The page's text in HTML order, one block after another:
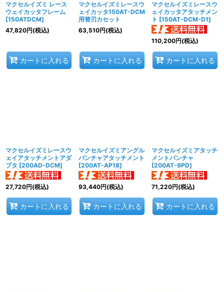
マクセルイズミ レース
ウェイカッタフレーム
[150ATDCM]
47,820円(税込)
カートに入れる
マクセルイズミレースウ
ェイカッタ150AT-DCM
用替刃カセット
63,510円(税込)
カートに入れる
マクセルイズミレースウ
ェイカッタアタッチメン
ト [150AT-DCM-D1]
110,200円(税込)
カートに入れる
マクセルイズミレースウ
ェイアタッチメントアダ
プタ [200AD-DCM]
27,720円(税込)
カートに入れる
マクセルイズミアングル
パンチャアタッチメント
[200AT-AP18]
93,440円(税込)
カートに入れる
マクセルイズミアタッチ
メントパンチャ
[200AT-9PD]
71,220円(税込)
カートに入れる